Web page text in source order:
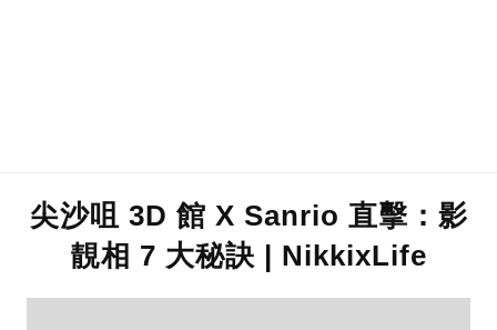
尖沙咀 3D 館 X Sanrio 直擊：影
靚相 7 大秘訣 | NikkixLife